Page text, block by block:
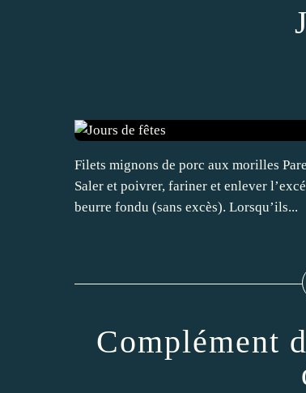
Filets mignons de porc aux morilles
Saler et poivrer, fariner et enlever
beurre fondu (sans excès). Lorsqu’ils...
Complément